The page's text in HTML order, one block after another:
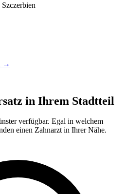
→
in Ihrem Stadtteil
verfügbar. Egal in welchem
einen Zahnarzt in Ihrer Nähe.